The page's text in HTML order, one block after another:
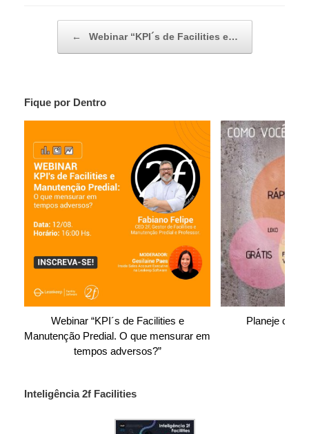
← Webinar “KPI´s de Facilities e…
Fique por Dentro
Webinar “KPI´s de Facilities e
Manutenção Predial. O que mensurar em
tempos adversos?”
Planeje com
Inteligência 2f Facilities